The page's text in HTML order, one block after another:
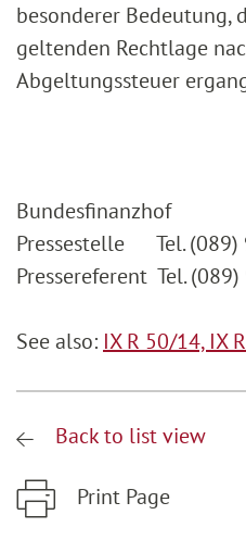
besonderer Bedeutung,
geltenden Rechtlage
Abgeltungssteuer
Bundesfinanzhof
Pressestelle Tel. (089)
Pressereferent Tel.
See also: IX R 50/14, IX
Back to list view
Print Page